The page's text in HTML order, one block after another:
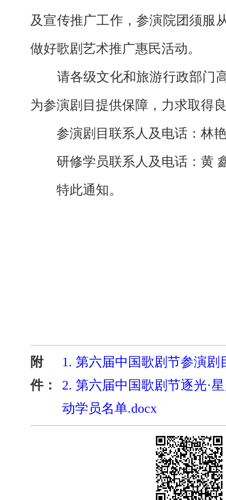
及宣传推广工作，参演院团须服
做好歌剧艺术推广惠民活动。
请各级文化和旅游行政部门
为参演剧目提供保障，力求取得
参演剧目 联系人及电话 ：林
研修学员联系人及电话： 黄
特此通知。
附
件：
1. 第六届中国歌剧节参演剧
2. 第六届中国歌剧节逐光·
动学员名单.docx